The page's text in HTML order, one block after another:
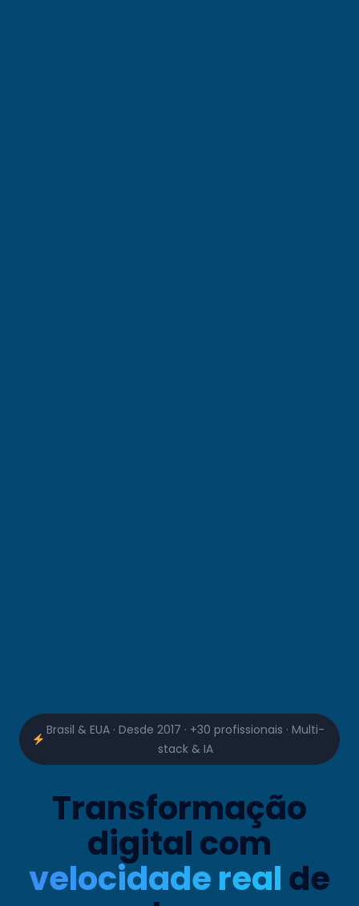
Brasil & EUA · Desde 2017 · +30 profissionais · Multi-
stack & IA
Transformação
digital com
velocidade realde